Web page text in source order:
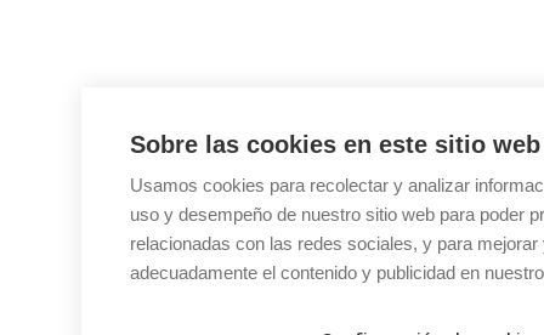
Sobre las cookies en este sitio web
Usamos cookies para recolectar y analizar
uso y desempeño de nuestro sitio web para poder
relacionadas con las redes sociales, y para mejorar
adecuadamente el contenido y publicidad en